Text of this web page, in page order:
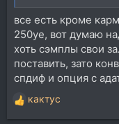
все есть кроме
250уе, вот думаю
хоть сэмплы свои
поставить, зато
спдиф и опция с
Р
е
кактус